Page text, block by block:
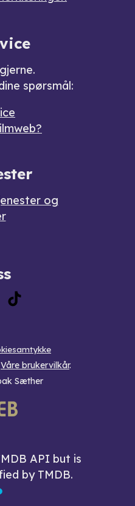
spørsmål:
og
Våre brukervilkår.
Sæther
API but is
by TMDB.